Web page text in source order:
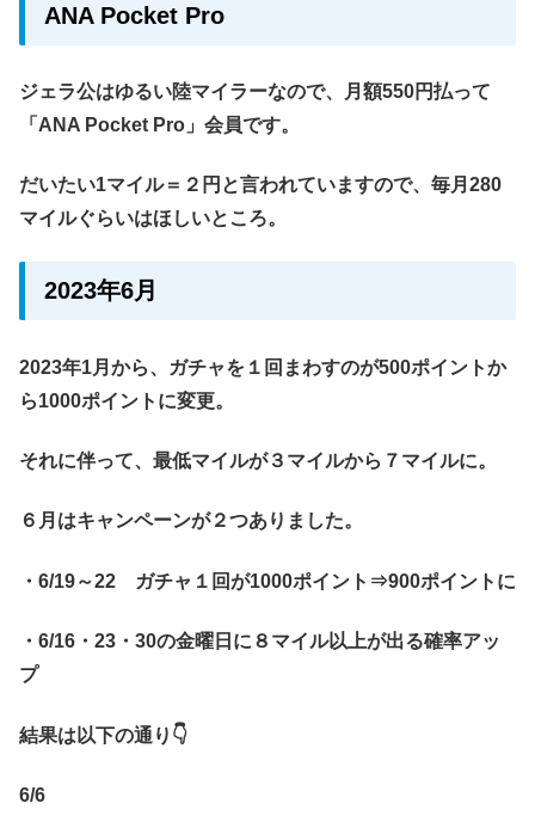
ANA Pocket Pro
ジェラ公はゆるい陸マイラーなので、月額550円払って
「ANA Pocket Pro」会員です。
だいたい1マイル＝２円と言われていますので、毎月280
マイルぐらいはほしいところ。
2023年6月
2023年1月から、ガチャを１回まわすのが500ポイントか
ら1000ポイントに変更。
それに伴って、最低マイルが３マイルから７マイルに。
６月はキャンペーンが２つありました。
・6/19～22 ガチャ１回が1000ポイント⇒900ポイントに
・6/16・23・30の金曜日に８マイル以上が出る確率アッ
プ
結果は以下の通り👇
6/6